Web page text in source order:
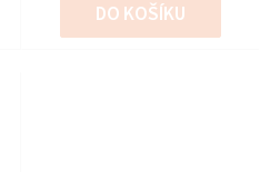
DO KOŠÍKU